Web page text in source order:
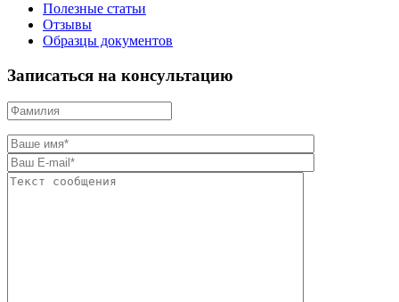
Полезные статьи
Отзывы
Образцы документов
Записаться на консультацию